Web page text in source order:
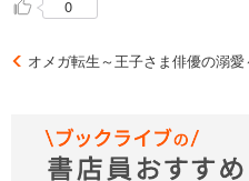
0
オメガ転生～王子さま俳優の溺